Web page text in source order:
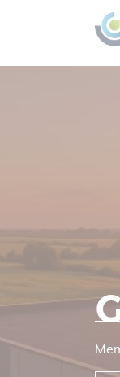
Panneau de